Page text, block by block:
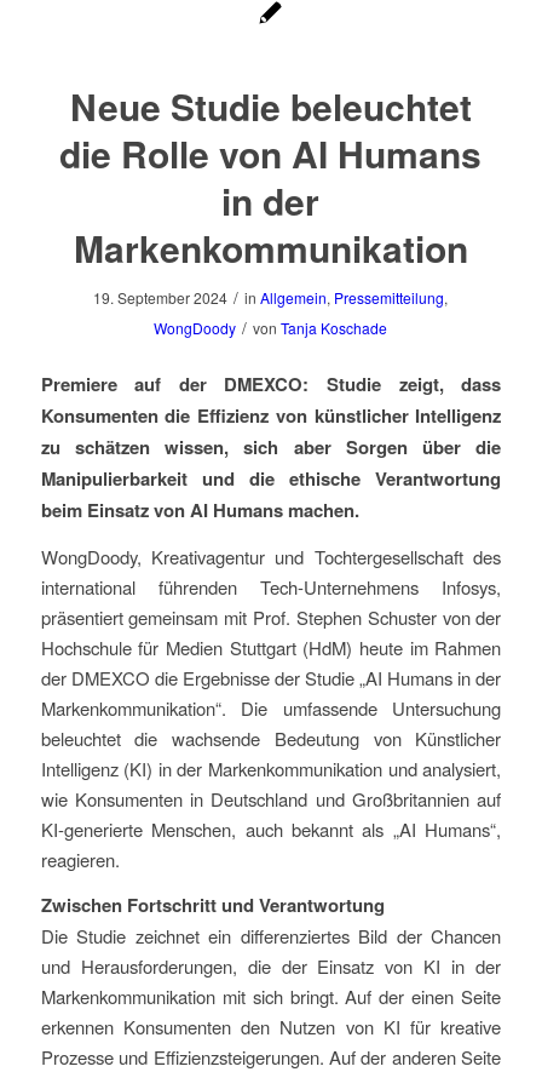
Neue Studie beleuchtet
die Rolle von AI Humans
in der
Markenkommunikation
19. September 2024 / inAllgemein, Pressemitteilung,
WongDoody / vonTanja Koschade
Premiere auf der DMEXCO: Studie zeigt, dass
Konsumenten die Effizienz von künstlicher Intelligenz
zu schätzen wissen, sich aber Sorgen über die
Manipulierbarkeit und die ethische Verantwortung
beim Einsatz von AI Humans machen.
WongDoody, Kreativagentur und Tochtergesellschaft des
international führenden Tech-Unternehmens Infosys,
präsentiert gemeinsam mit Prof. Stephen Schuster von der
Hochschule für Medien Stuttgart (HdM) heute im Rahmen
der DMEXCO die Ergebnisse der Studie „AI Humans in der
Markenkommunikation“. Die umfassende Untersuchung
beleuchtet die wachsende Bedeutung von Künstlicher
Intelligenz (KI) in der Markenkommunikation und analysiert,
wie Konsumenten in Deutschland und Großbritannien auf
KI-generierte Menschen, auch bekannt als „AI Humans“,
reagieren.
Zwischen Fortschritt und Verantwortung
Die Studie zeichnet ein differenziertes Bild der Chancen
und Herausforderungen, die der Einsatz von KI in der
Markenkommunikation mit sich bringt. Auf der einen Seite
erkennen Konsumenten den Nutzen von KI für kreative
Prozesse und Effizienzsteigerungen. Auf der anderen Seite